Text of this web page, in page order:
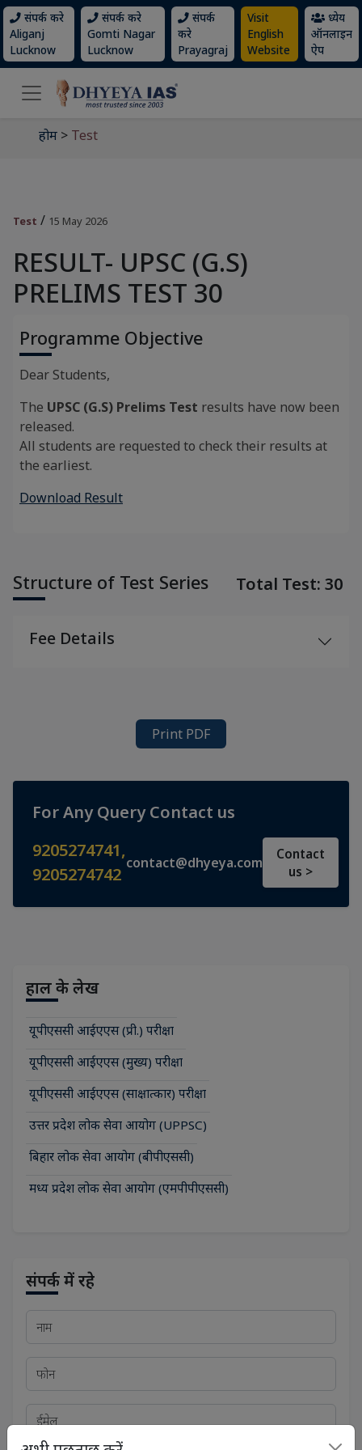
संपर्क करे
Aliganj
Lucknow
संपर्क करे
Gomti Nagar
Lucknow
संपर्क
करे
Prayagraj
Visit
English
Website
ध्येय
ऑनलाइन
ऐप
होम > Test
Test / 15 May 2026
RESULT- UPSC (G.S)
PRELIMS TEST 30
Programme Objective
Dear Students,
The UPSC (G.S) Prelims Test results have now been
released.
All students are requested to check their results at
the earliest.
Download Result
Structure of Test Series Total Test: 30
Fee Details
Print PDF
For Any Query Contact us
9205274741,
9205274742
contact@dhyeya.com
Contact
us >
हाल के लेख
यूपीएससी आईएएस (प्री.) परीक्षा
यूपीएससी आईएएस (मुख्य) परीक्षा
यूपीएससी आईएएस (साक्षात्कार) परीक्षा
उत्तर प्रदेश लोक सेवा आयोग (UPPSC)
बिहार लोक सेवा आयोग (बीपीएससी)
मध्य प्रदेश लोक सेवा आयोग (एमपीपीएससी)
संपर्क में रहे